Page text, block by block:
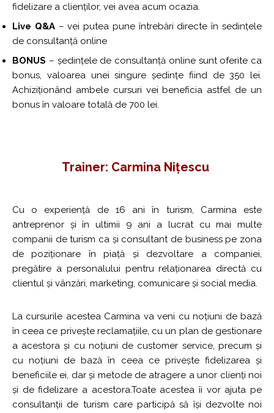
fidelizare a clienților, vei avea acum ocazia.
Live Q&A– vei putea pune întrebări directe în sedințele
de consultanță online
BONUS – ședințele de consultanță online sunt oferite ca
bonus, valoarea unei singure ședințe fiind de 350 lei.
Achiziționând ambele cursuri vei beneficia astfel de un
bonus în valoare totală de 700 lei.
Trainer: Carmina Nițescu
Cu o experiență de 16 ani în turism, Carmina este
antreprenor și în ultimii 9 ani a lucrat cu mai multe
companii de turism ca și consultant de business pe zona
de poziționare în piață și dezvoltare a companiei,
pregătire a personalului pentru relaționarea directă cu
clientul și vânzări, marketing, comunicare și social media.
La cursurile acestea Carmina va veni cu noțiuni de bază
în ceea ce privește reclamațiile, cu un plan de gestionare
a acestora și cu noțiuni de customer service, precum și
cu noțiuni de bază în ceea ce privește fidelizarea și
beneficiile ei, dar și metode de atragere a unor clienți noi
și de fidelizare a acestora.Toate acestea îi vor ajuta pe
consultanții de turism care participă să își dezvolte noi